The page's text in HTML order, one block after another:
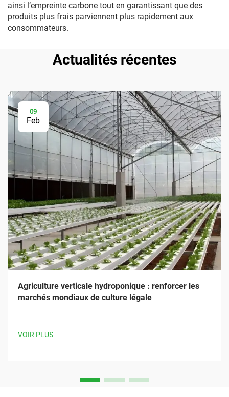
ainsi l’empreinte carbone tout en garantissant que des
produits plus frais parviennent plus rapidement aux
consommateurs.
Actualités récentes
09
Feb
Agriculture verticale hydroponique : renforcer les
marchés mondiaux de culture légale
VOIR PLUS